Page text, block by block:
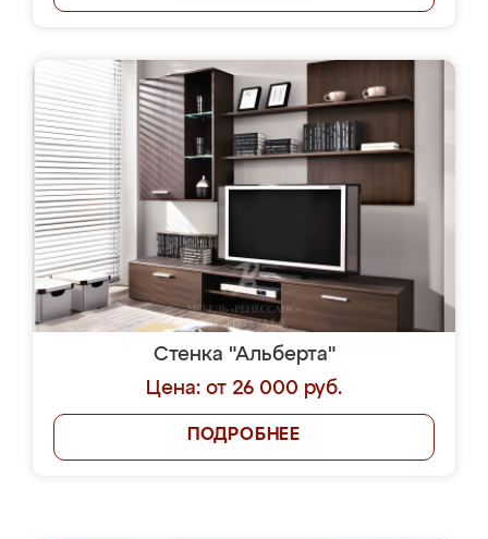
Стенка "Альберта"
Цена: от 26 000 руб.
ПОДРОБНЕЕ